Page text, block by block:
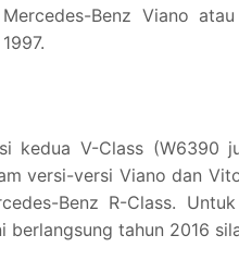
Benz Viano atau
kedua V-Class (W6390
versi-versi Viano dan
Benz R-Class.
tahun 2016